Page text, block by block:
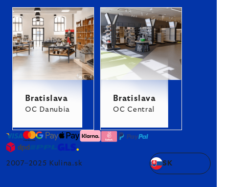
Bratislava
OC Danubia
Bratislava
OC Central
2007–2025 Kulina.sk SK